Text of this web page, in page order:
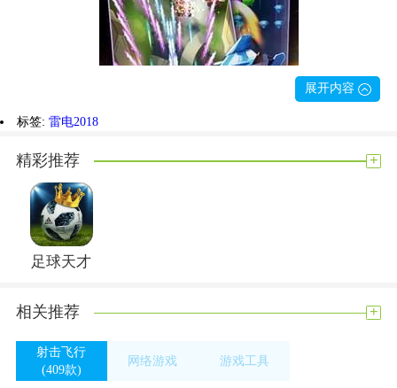
玩法介绍
丽弹幕特效炫酷无比;
展开内容
标签:雷电2018
精彩推荐 +
足球天才
相关推荐 +
射击飞行
(409款)
网络游戏
游戏工具